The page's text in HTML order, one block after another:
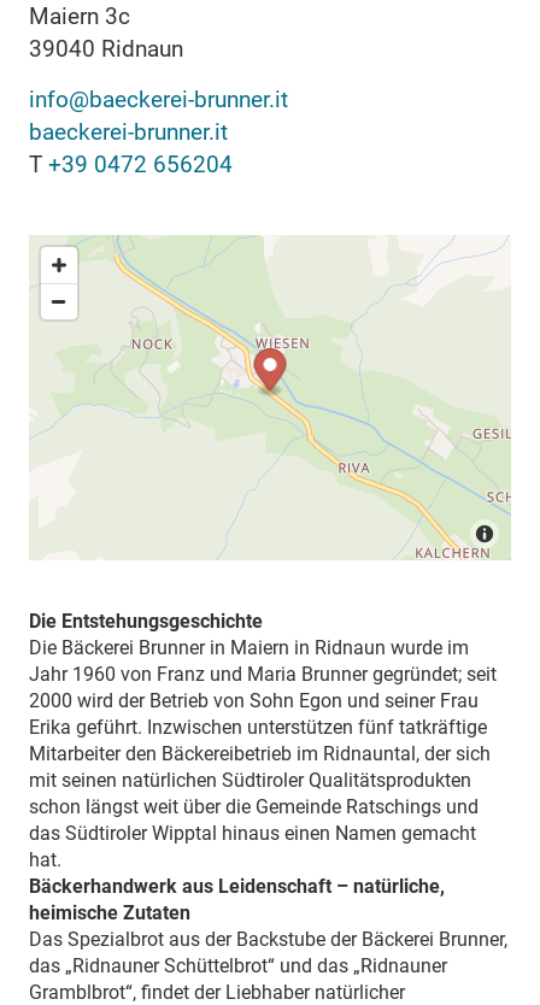
Maiern 3c
39040 Ridnaun
info@baeckerei-brunner.it
baeckerei-brunner.it
T +39 0472 656204
Die Entstehungsgeschichte
Die Bäckerei Brunner in Maiern in Ridnaun wurde im
Jahr 1960 von Franz und Maria Brunner gegründet; seit
2000 wird der Betrieb von Sohn Egon und seiner Frau
Erika geführt. Inzwischen unterstützen fünf tatkräftige
Mitarbeiter den Bäckereibetrieb im Ridnauntal, der sich
mit seinen natürlichen Südtiroler Qualitätsprodukten
schon längst weit über die Gemeinde Ratschings und
das Südtiroler Wipptal hinaus einen Namen gemacht
hat.
Bäckerhandwerk aus Leidenschaft – natürliche,
heimische Zutaten
Das Spezialbrot aus der Backstube der Bäckerei Brunner,
das „Ridnauner Schüttelbrot“ und das „Ridnauner
Gramblbrot“, findet der Liebhaber natürlicher